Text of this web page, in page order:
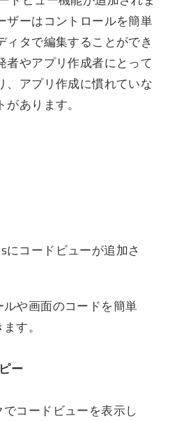
ザーはコントロールを簡単
ィタで編集することができ
者やアプリ作成者にとって
、アプリ作成に慣れていな
あります。
にコードビューが追加さ
ルや画面のコードを簡単
す。
ー
コードビューを表示し